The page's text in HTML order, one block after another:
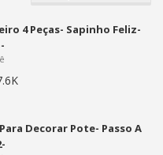
4 Peças- Sapinho Feliz-
Decorar Pote- Passo A